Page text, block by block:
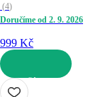
(4)
Doručíme od 2. 9. 2026
999 Kč
DO KOŠÍKU